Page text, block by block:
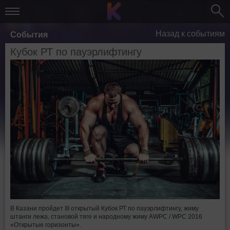
События Назад к событиям
Кубок РТ по пауэрлифтингу
В Казани пройдет III открытый Кубок РТ по пауэрлифтингу, жиму
штанги лежа, становой тяге и народному жиму AWPC / WPC 2016
«Открытые горизонты».